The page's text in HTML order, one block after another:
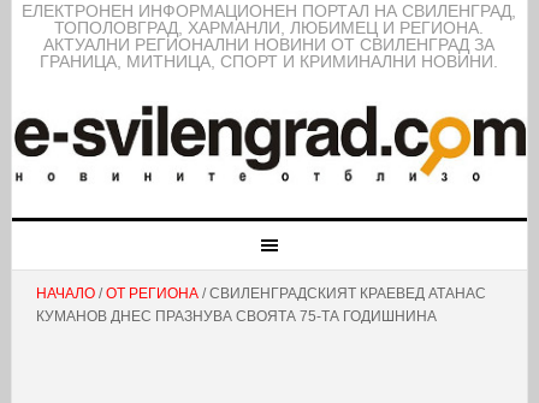
EЛЕКТРОНЕН ИНФОРМАЦИОНЕН ПОРТАЛ НА СВИЛЕНГРАД,
ТОПОЛОВГРАД, ХАРМАНЛИ, ЛЮБИМЕЦ И РЕГИОНА.
АКТУАЛНИ РЕГИОНАЛНИ НОВИНИ ОТ СВИЛЕНГРАД ЗА
ГРАНИЦА, МИТНИЦА, СПОРТ И КРИМИНАЛНИ НОВИНИ.
НАЧАЛО/ОТ РЕГИОНА/ СВИЛЕНГРАДСКИЯТ КРАЕВЕД АТАНАС
КУМАНОВ ДНЕС ПРАЗНУВА СВОЯТА 75-ТА ГОДИШНИНА